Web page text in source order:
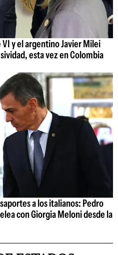
VI y el argentino Javier Milei
esta vez en Colombia
a los italianos: Pedro
con Giorgia Meloni desde la